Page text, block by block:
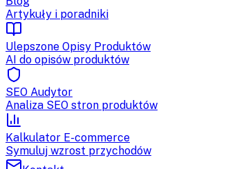
Artykuły i poradniki
Ulepszone Opisy Produktów
AI do opisów produktów
SEO Audytor
Analiza SEO stron produktów
Kalkulator E-commerce
Symuluj wzrost przychodów